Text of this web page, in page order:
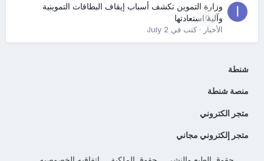
0
وزارة التموين تكشف أسباب إيقاف البطاقات التموينية
وآلية استعادتها
الأخبار· كتب في July 2
شنطة
منصة شنطة
متجر الكتروني
متجر إلكتروني مجاني